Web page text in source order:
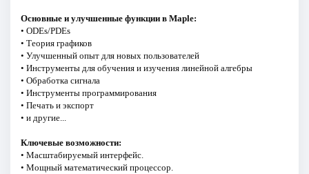
Основные и улучшенные функции в Maple:
• ODEs/PDEs
• Теория графиков
• Улучшенный опыт для новых пользователей
• Инструменты для обучения и изучения линейной алгебры
• Обработка сигнала
• Инструменты программирования
• Печать и экспорт
• и другие...
Ключевые возможности:
• Масштабируемый интерфейс.
• Мощный математический процессор.